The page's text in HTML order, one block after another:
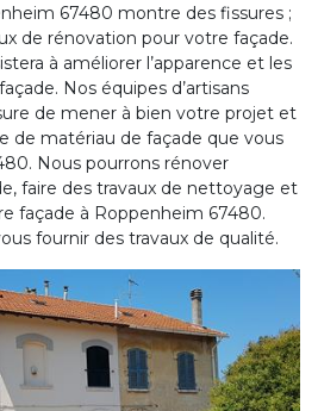
67480 montre des fissures ;
de rénovation pour votre façade.
à améliorer l’apparence et les
Nos équipes d’artisans
de mener à bien votre projet et
de matériau de façade que vous
Nous pourrons rénover
faire des travaux de nettoyage et
façade à Roppenheim 67480.
fournir des travaux de qualité.